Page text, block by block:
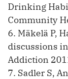
Drinking
Community
6. Mäkelä P,
discussions
Addiction
7. Sadler S,